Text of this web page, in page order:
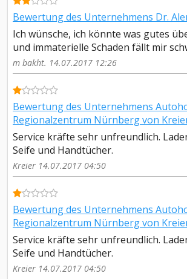
Bewertung des Unternehmens Dr.
Ich wünsche, ich könnte was gutes
und immaterielle Schaden fällt mir
m bakht. 14.07.2017 12:26
Bewertung des Unternehmens
Regionalzentrum Nürnberg von
Service kräfte sehr unfreundlich.
Seife und Handtücher.
Kreier 14.07.2017 04:50
Bewertung des Unternehmens
Regionalzentrum Nürnberg von
Service kräfte sehr unfreundlich.
Seife und Handtücher.
Kreier 14.07.2017 04:50